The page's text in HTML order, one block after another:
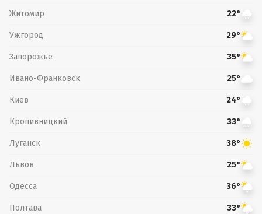
Житомир 22°
Ужгород 29°
Запорожье 35°
Ивано-Франковск 25°
Киев 24°
Кропивницкий 33°
Луганск 38°
Львов 25°
Одесса 36°
Полтава 33°